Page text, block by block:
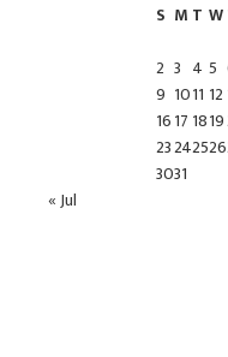
S M T W
2 3 4 5
9 1011 12
1617 1819
23242526
3031
« Jul